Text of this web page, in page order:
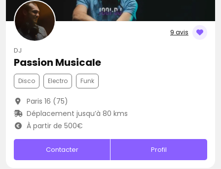
9 avis
DJ
Passion Musicale
Disco Electro Funk
Paris 16 (75)
Déplacement jusqu’à 80 kms
À partir de 500€
Contacter Profil